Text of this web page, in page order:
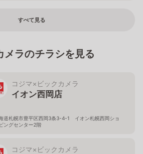
すべて見る
メラのチラシを見る
コジマ×ビックカメラ
イオン西岡店
道札幌市豊平区西岡3条3-4-1 イオン札幌西岡ショ
ングセンター2階
コジマ×ビックカメラ